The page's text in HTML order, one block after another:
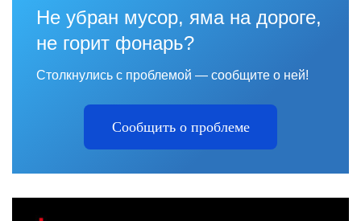
Не убран мусор, яма на дороге,
не горит фонарь?
Столкнулись с проблемой — сообщите о ней!
Сообщить о проблеме